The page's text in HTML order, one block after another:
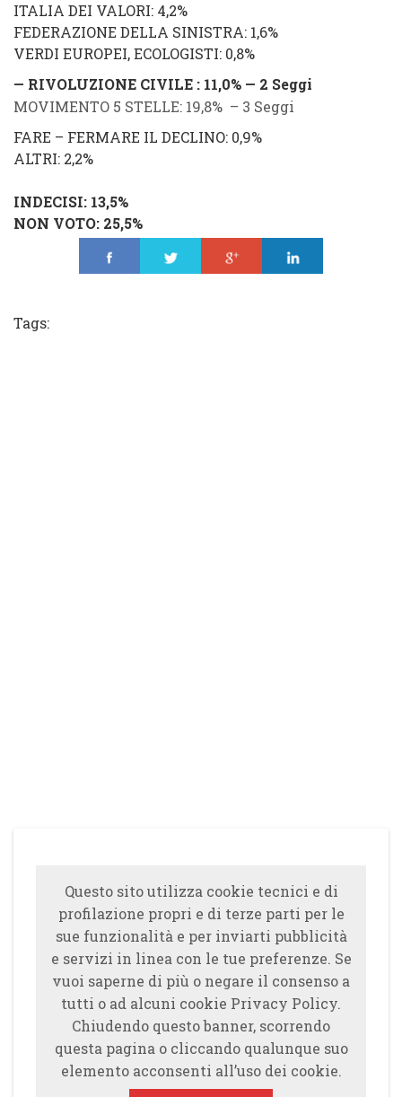
ITALIA DEI VALORI: 4,2%
FEDERAZIONE DELLA SINISTRA: 1,6%
VERDI EUROPEI, ECOLOGISTI: 0,8%
— RIVOLUZIONE CIVILE : 11,0% — 2 Seggi
MOVIMENTO 5 STELLE: 19,8% – 3 Seggi
FARE – FERMARE IL DECLINO: 0,9%
ALTRI: 2,2%
INDECISI: 13,5%
NON VOTO: 25,5%
Tags:
Questo sito utilizza cookie tecnici e di
profilazione propri e di terze parti per le
sue funzionalità e per inviarti pubblicità
e servizi in linea con le tue preferenze. Se
vuoi saperne di più o negare il consenso a
tutti o ad alcuni cookie Privacy Policy.
Chiudendo questo banner, scorrendo
questa pagina o cliccando qualunque suo
elemento acconsenti all’uso dei cookie.